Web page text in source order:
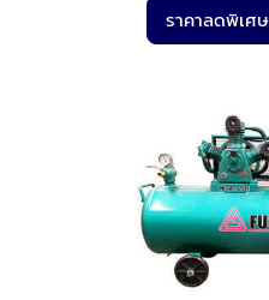
ราคาลดพิเศ